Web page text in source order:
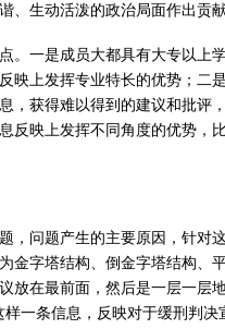
生动活泼的政治局面作出贡献
。一是成员大都具有大专以上
映上发挥专业特长的优势；二
，获得难以得到的建议和批评
映上发挥不同角度的优势，
问题产生的主要原因，针对
金字塔结构、倒金字塔结构、
放在最前面，然后是一层一层
一条信息，反映对于缓刑判